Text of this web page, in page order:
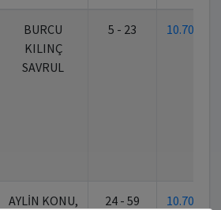
BURCU
KILINÇ
SAVRUL
5 - 23 10.70269/
AYLİN KONU,
24 - 59 10.70269/